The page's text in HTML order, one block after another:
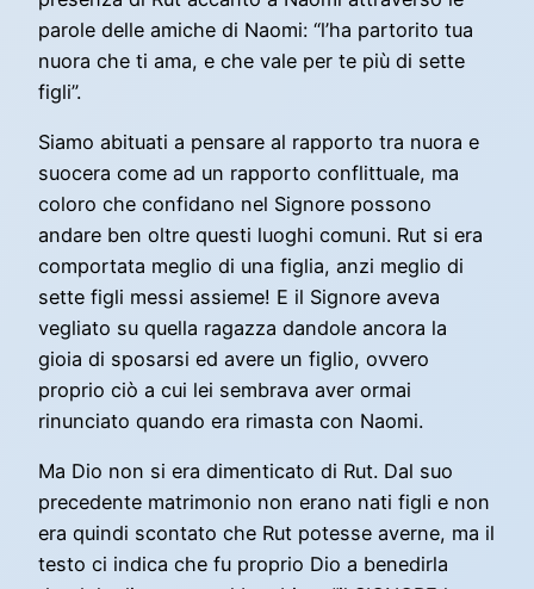
parole delle amiche di Naomi: “l’ha partorito tua
nuora che ti ama, e che vale per te più di sette
figli”.
Siamo abituati a pensare al rapporto tra nuora e
suocera come ad un rapporto conflittuale, ma
coloro che confidano nel Signore possono
andare ben oltre questi luoghi comuni. Rut si era
comportata meglio di una figlia, anzi meglio di
sette figli messi assieme! E il Signore aveva
vegliato su quella ragazza dandole ancora la
gioia di sposarsi ed avere un figlio, ovvero
proprio ciò a cui lei sembrava aver ormai
rinunciato quando era rimasta con Naomi.
Ma Dio non si era dimenticato di Rut. Dal suo
precedente matrimonio non erano nati figli e non
era quindi scontato che Rut potesse averne, ma il
testo ci indica che fu proprio Dio a benedirla